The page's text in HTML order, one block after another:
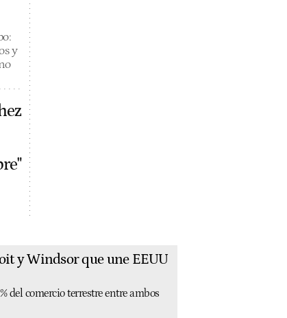
y
y Windsor que une EEUU
del comercio terrestre entre ambos